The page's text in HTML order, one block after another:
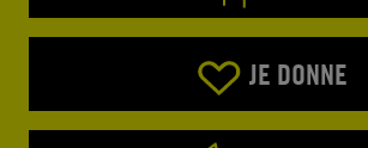
JE DONNE